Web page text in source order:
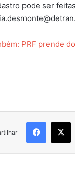
pode ser
PRF prende